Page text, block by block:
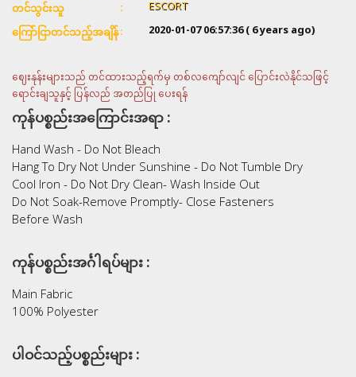
တင်သွင်းသူ ESCORT
ကြော်ငြာတင်သည့်အချိန် 2020-01-07 06:57:36( 6 years ago)
ဈေးနုန်းများသည် တင်ထားသည့်ရက်မှ တစ်လကျော်လျင် ပြောင်းလဲနိုင်သဖြင့်
ရောင်းချသူနှင့် ပြန်လည် အတည်ပြု ပေးရန်
ကုန်ပစ္စည်းအကြောင်းအရာ :
Hand Wash - Do Not Bleach
Hang To Dry Not Under Sunshine - Do Not Tumble Dry
Cool Iron - Do Not Dry Clean- Wash Inside Out
Do Not Soak-Remove Promptly- Close Fasteners
Before Wash
ကုန်ပစ္စည်းအင်္ဂါရပ်များ :
Main Fabric
100% Polyester
ပါဝင်သည့်ပစ္စည်းများ :